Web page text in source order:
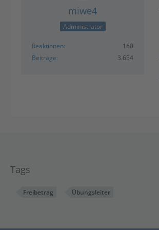
miwe4
Administrator
Reaktionen
160
Beiträge
3.654
Tags
Freibetrag Übungsleiter